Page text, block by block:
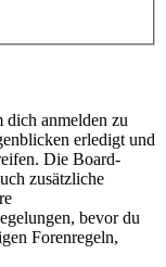
dich anmelden zu
erledigt und
Die Board-
zusätzliche
bevor du
Forenregeln,